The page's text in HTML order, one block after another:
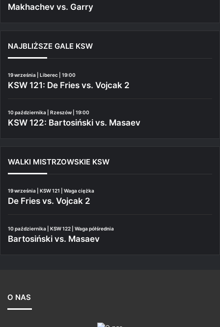
Makhachev vs. Garry
NAJBLIŻSZE GALE KSW
19 września | Liberec | 19:00
KSW 121: De Fries vs. Vojcak 2
10 października | Rzeszów | 19:00
KSW 122: Bartosiński vs. Masaev
WALKI MISTRZOWSKIE KSW
19 września | KSW 121 | Waga ciężka
De Fries vs. Vojcak 2
10 października | KSW 122 | Waga półśrednia
Bartosiński vs. Masaev
O NAS